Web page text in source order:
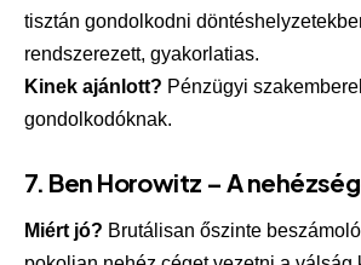
tisztán gondolkodni
rendszerezett, gyakorlatias.
Kinek ajánlott? Pénzügyi
gondolkodóknak.
7. Ben Horowitz – A
Miért jó? Brutálisan őszinte